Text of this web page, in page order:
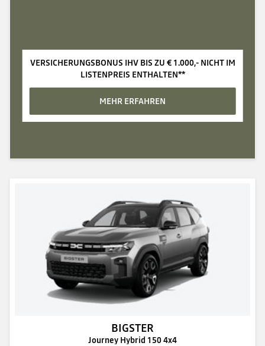
VERSICHERUNGSBONUS IHV BIS ZU €‎ 1.000,- NICHT IM
LISTENPREIS ENTHALTEN**
MEHR ERFAHREN
BIGSTER
Journey Hybrid 150 4x4